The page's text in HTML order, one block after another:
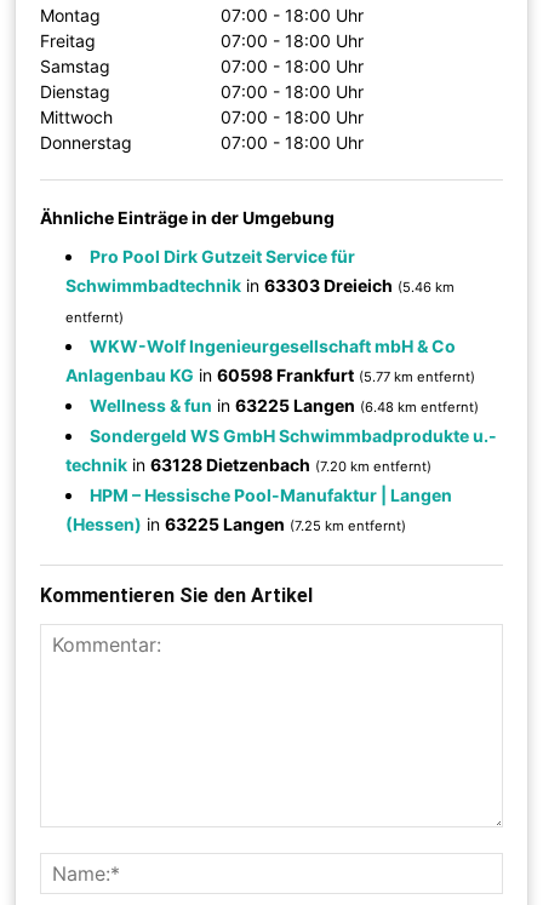
Montag
07:00 - 18:00 Uhr
Freitag
07:00 - 18:00 Uhr
Samstag
07:00 - 18:00 Uhr
Dienstag
07:00 - 18:00 Uhr
Mittwoch
07:00 - 18:00 Uhr
Donnerstag
07:00 - 18:00 Uhr
Ähnliche Einträge in der Umgebung
Pro Pool Dirk Gutzeit Service für
Schwimmbadtechnik in63303 Dreieich (5.46 km
entfernt)
WKW-Wolf Ingenieurgesellschaft mbH & Co
Anlagenbau KG in60598 Frankfurt (5.77 km entfernt)
Wellness & fun in63225 Langen (6.48 km entfernt)
Sondergeld WS GmbH Schwimmbadprodukte u.-
technik in63128 Dietzenbach (7.20 km entfernt)
HPM – Hessische Pool-Manufaktur | Langen
(Hessen) in63225 Langen (7.25 km entfernt)
Kommentieren Sie den Artikel